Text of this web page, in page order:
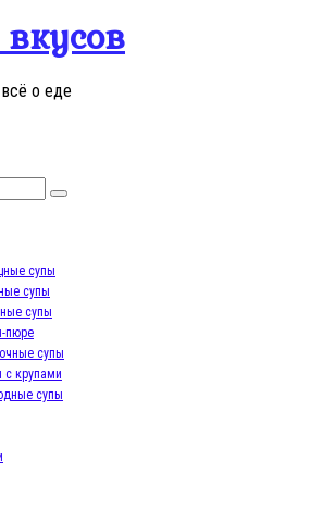
о еде
супы
супы
супы
пюре
супы
с крупами
супы